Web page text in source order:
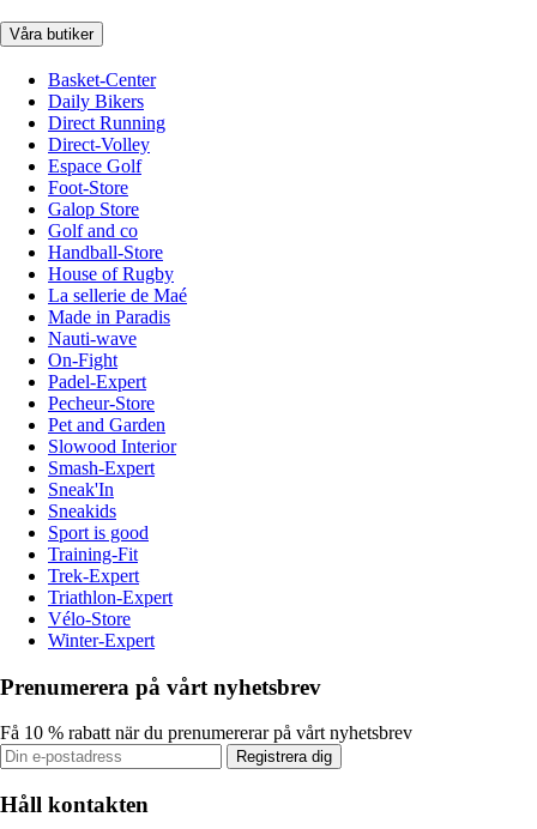
Våra butiker
Basket-Center
Daily Bikers
Direct Running
Direct-Volley
Espace Golf
Foot-Store
Galop Store
Golf and co
Handball-Store
House of Rugby
La sellerie de Maé
Made in Paradis
Nauti-wave
On-Fight
Padel-Expert
Pecheur-Store
Pet and Garden
Slowood Interior
Smash-Expert
Sneak'In
Sneakids
Sport is good
Training-Fit
Trek-Expert
Triathlon-Expert
Vélo-Store
Winter-Expert
Prenumerera på vårt nyhetsbrev
Få 10 % rabatt när du prenumererar på vårt nyhetsbrev
Registrera dig
Håll kontakten